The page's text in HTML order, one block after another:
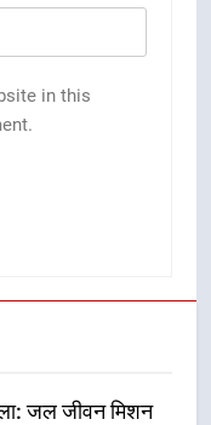
in this
जल जीवन मिशन